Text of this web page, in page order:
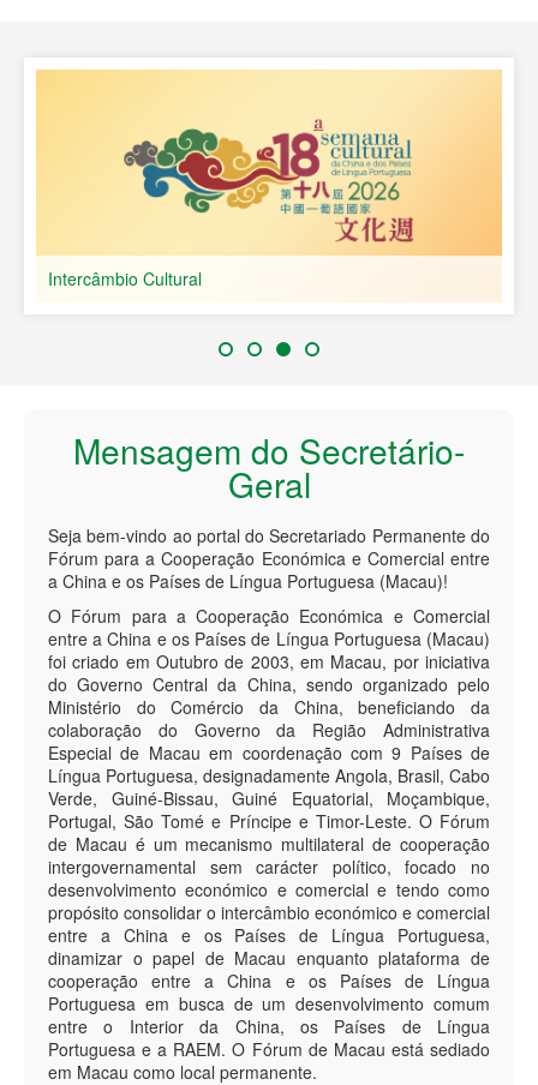
Intercâmbio Cultural
Mensagem do Secretário-
Geral
Seja bem-vindo ao portal do Secretariado Permanente do
Fórum para a Cooperação Económica e Comercial entre
a China e os Países de Língua Portuguesa (Macau)!
O Fórum para a Cooperação Económica e Comercial
entre a China e os Países de Língua Portuguesa (Macau)
foi criado em Outubro de 2003, em Macau, por iniciativa
do Governo Central da China, sendo organizado pelo
Ministério do Comércio da China, beneficiando da
colaboração do Governo da Região Administrativa
Especial de Macau em coordenação com 9 Países de
Língua Portuguesa, designadamente Angola, Brasil, Cabo
Verde, Guiné-Bissau, Guiné Equatorial, Moçambique,
Portugal, São Tomé e Príncipe e Timor-Leste. O Fórum
de Macau é um mecanismo multilateral de cooperação
intergovernamental sem carácter político, focado no
desenvolvimento económico e comercial e tendo como
propósito consolidar o intercâmbio económico e comercial
entre a China e os Países de Língua Portuguesa,
dinamizar o papel de Macau enquanto plataforma de
cooperação entre a China e os Países de Língua
Portuguesa em busca de um desenvolvimento comum
entre o Interior da China, os Países de Língua
Portuguesa e a RAEM. O Fórum de Macau está sediado
em Macau como local permanente.